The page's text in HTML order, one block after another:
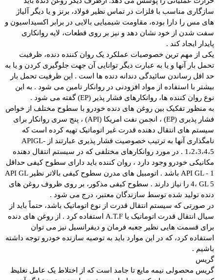
سازگاری مناسب با فلزات در تماس نظیر فولاد، برنز و یا دیگر آلیاژ
های مس را دارا بوده، مقاومت شیمیایی بالایی در برابر اکسیداسیون و
سفت شدن از خود نشان دهد و نیز بر روی قطعات، لایه روانکاری
پایدار ایجاد کند .
یکی از مهم ترین خصوصیات عملکرد یک روان کننده دنده، ظرفیت
تحمل بار آنها و یا به عبارت دیگر توانایی آن جهت جلوگیری کردن و یا به
حد اقل رساندن سائیدگی دندانه دنده ها است . این ظرفیت تحمل بار
بیشتر با استفاده از مواد افزودنی در روانکار تامین می شود . به این
نوع روان کننده ها، روانکارهای فشار پذیر (EP) گفته می شود .
به منظور تفکیک بین روغن های دنده خودرو با سطوح مختلف از خواص
فشار پذیری (EP) ، انجمن نفت امریکا (API) ، پنج سری روانکار برای
سیستم های انتقال دهنده قدرت غیر اتوماتیک تهیه کرده است که
نامگذاری آنها به ترتیب خصوصیت فشار پذیری عبارتند از APIGL-
1،2،3،4،5 . در مورد روانکارهای مختلفی که در سیستم انتقال دهنده
مکانیکی خودرو وجود دارد ، روان کننده باید دارای سطوح کیفی حداقل
API GL - 1 باشد . اتومبیل های مدرن سطوح کیفی بالاتر نظیر API GL
4، GL 5 را نیاز دارند . سطوح کیفی مذکور، بر روی ظروف روغن های
دنده تولید شده توسط سازندگان معتبر، درج می شود .
در صورتی که سیستم انتقال قدرت از نوع اتوماتیک باشد، حتماً باید از
سیال انتقال قدرت اتوماتیک یا A.T.F استفاده کرد . از روغن های دنده
برای قسمت هایی نظیر جعبه فرمان و دیفرانسیل نیز می توان
استفاده کرد، که در این موارد باید به توصیه سازنده خودرو توجه داشته
باشیم .
گریس
گریس محصولی نیمه مایع تا جامد است که از اختلاط یک عامل تغلیظ